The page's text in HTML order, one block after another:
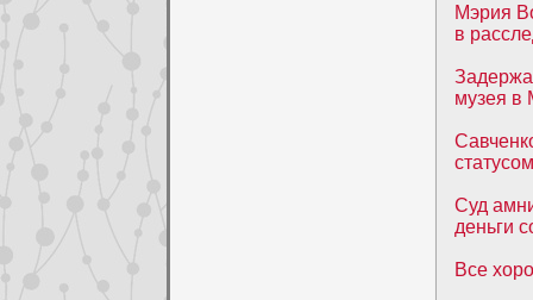
Мэрия
в
музея в
статусом
Суд
деньги
Все